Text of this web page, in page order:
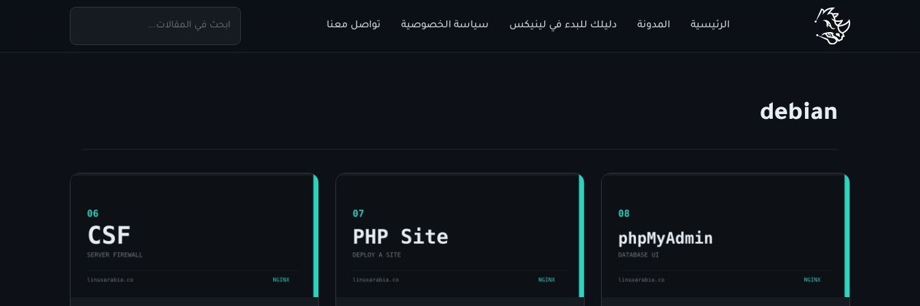
الرئيسية المدونة دليلك للبدء في لينيكس سياسة الخصوصية تواصل معنا
debian